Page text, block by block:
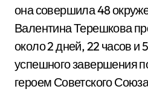
она совершила 48
Валентина Терешкова
около 2 дней, 22 часов и
успешного завершения
героем Советского